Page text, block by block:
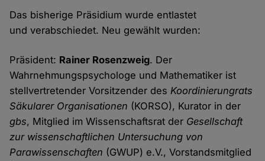
Das bisherige Präsidium wurde entlastet
und verabschiedet. Neu gewählt wurden:
Präsident: Rainer Rosenzweig. Der
Wahrnehmungspsychologe und Mathematiker ist
stellvertretender Vorsitzender desKoordinierungrats
Säkularer Organisationen (KORSO), Kurator in der
gbs, Mitglied im Wissenschaftsrat der Gesellschaft
zur wissenschaftlichen Untersuchung von
Parawissenschaften (GWUP) e.V., Vorstandsmitglied